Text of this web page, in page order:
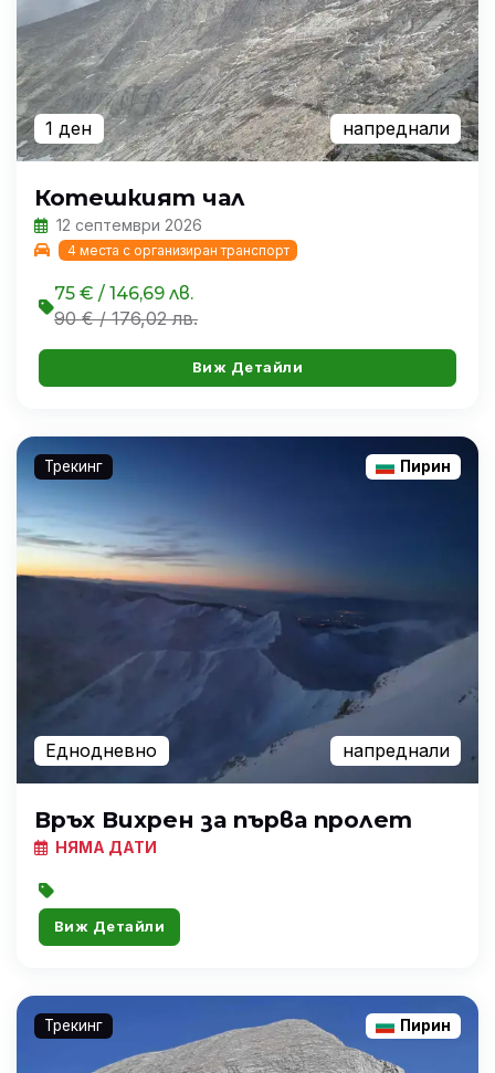
1 ден напреднали
Котешкият чал
12 септември 2026
4 места с организиран транспорт
75 € / 146,69 лв.
90 € / 176,02 лв.
Виж Детайли
Трекинг Пирин
Еднодневно напреднали
Връх Вихрен за първа пролет
НЯМА ДАТИ
Виж Детайли
Трекинг Пирин